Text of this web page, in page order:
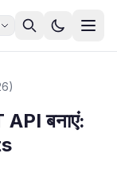
बनाएं: